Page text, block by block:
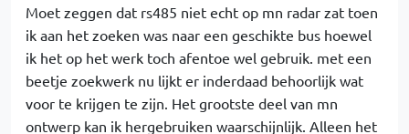
Moet zeggen dat rs485 niet echt op mn radar zat toen
ik aan het zoeken was naar een geschikte bus hoewel
ik het op het werk toch afentoe wel gebruik. met een
beetje zoekwerk nu lijkt er inderdaad behoorlijk wat
voor te krijgen te zijn. Het grootste deel van mn
ontwerp kan ik hergebruiken waarschijnlijk. Alleen het